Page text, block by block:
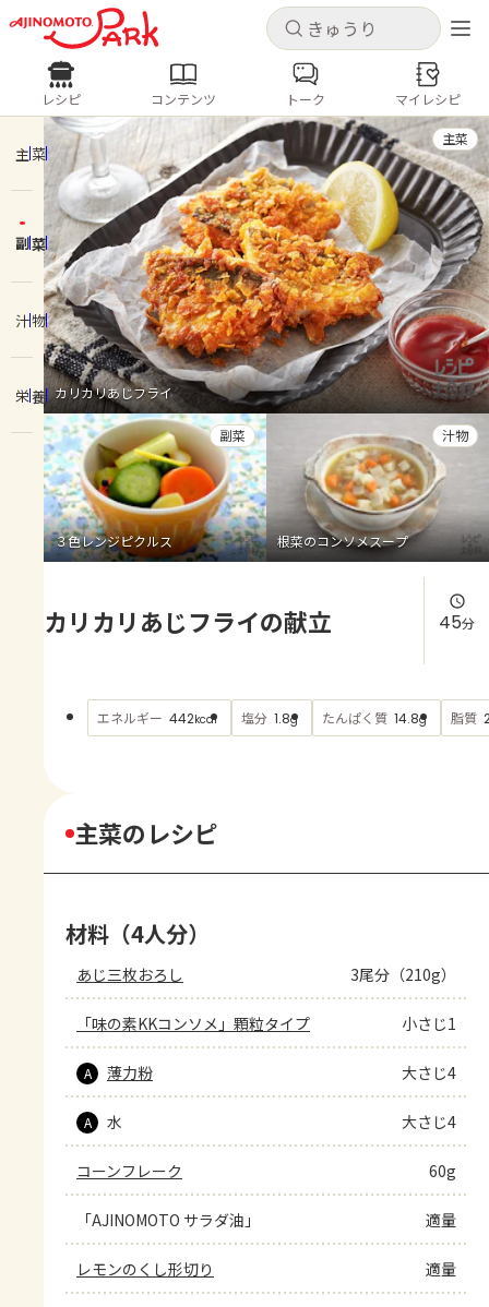
キャンセル
ログインするとレシピを保存できます
ログイン 新規登録
ホーム
コンテンツ
レシピ
トーク
よくあるお問い合わせ
お買い物
AJINOMOTO PARK とは
キャンセル
レシピ コンテンツ
人気の食材・レシピ
きゅうり なす トマト
とうもろこし
ピーマン
みょうが ゴーヤ
レシピ コンテンツ トーク マイレシピ
主菜
副菜
汁物
栄養 カリカリあじフライ
主菜
３色レンジピクルス
副菜
根菜のコンソメスープ
汁物
カリカリあじフライの献立 45分
エネルギー 442kcal 塩分 1.8g たんぱく質 14.8g 脂質
主菜のレシピ
材料（4人分）
あじ三枚おろし 3尾分（210g）
「味の素KKコンソメ」顆粒タイプ 小さじ1
A 薄力粉 大さじ4
A 水 大さじ4
コーンフレーク 60g
「AJINOMOTO サラダ油」 適量
レモンのくし形切り 適量